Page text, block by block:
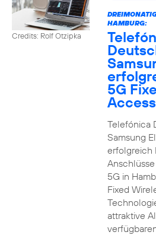
Credits: Rolf Otzipka
HAMBURG:
5G
Telefónica
Samsung
erfolgreich
5G in
Fixed
attraktive